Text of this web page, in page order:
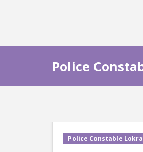
Police
Police Constable